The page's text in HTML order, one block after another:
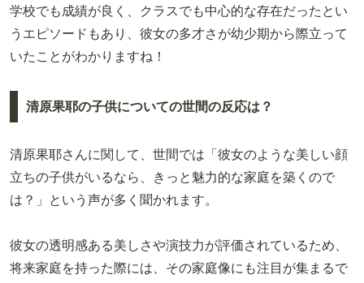
学校でも成績が良く、クラスでも中心的な存在だったとい
うエピソードもあり、彼女の多才さが幼少期から際立って
いたことがわかりますね！
清原果耶の子供についての世間の反応は？
清原果耶さんに関して、世間では「彼女のような美しい顔
立ちの子供がいるなら、きっと魅力的な家庭を築くので
は？」という声が多く聞かれます。
彼女の透明感ある美しさや演技力が評価されているため、
将来家庭を持った際には、その家庭像にも注目が集まるで